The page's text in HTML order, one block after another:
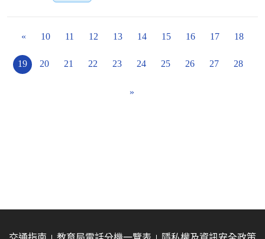
« 10 11 12 13 14 15 16 17 18
19 20 21 22 23 24 25 26 27 28
»